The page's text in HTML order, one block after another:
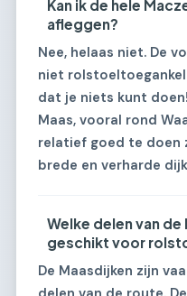
Kan ik de hele
afleggen?
Nee, helaas niet. De
niet
dat je niets kunt
Maas, vooral rond
relatief goed te doen
brede en verharde
Welke delen van
geschikt voor
De Maasdijken zijn